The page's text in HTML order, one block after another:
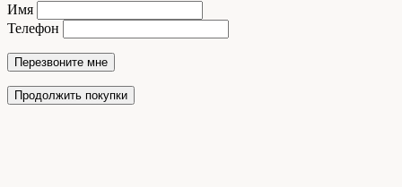
Имя
Телефон
Перезвоните мне
Продолжить покупки